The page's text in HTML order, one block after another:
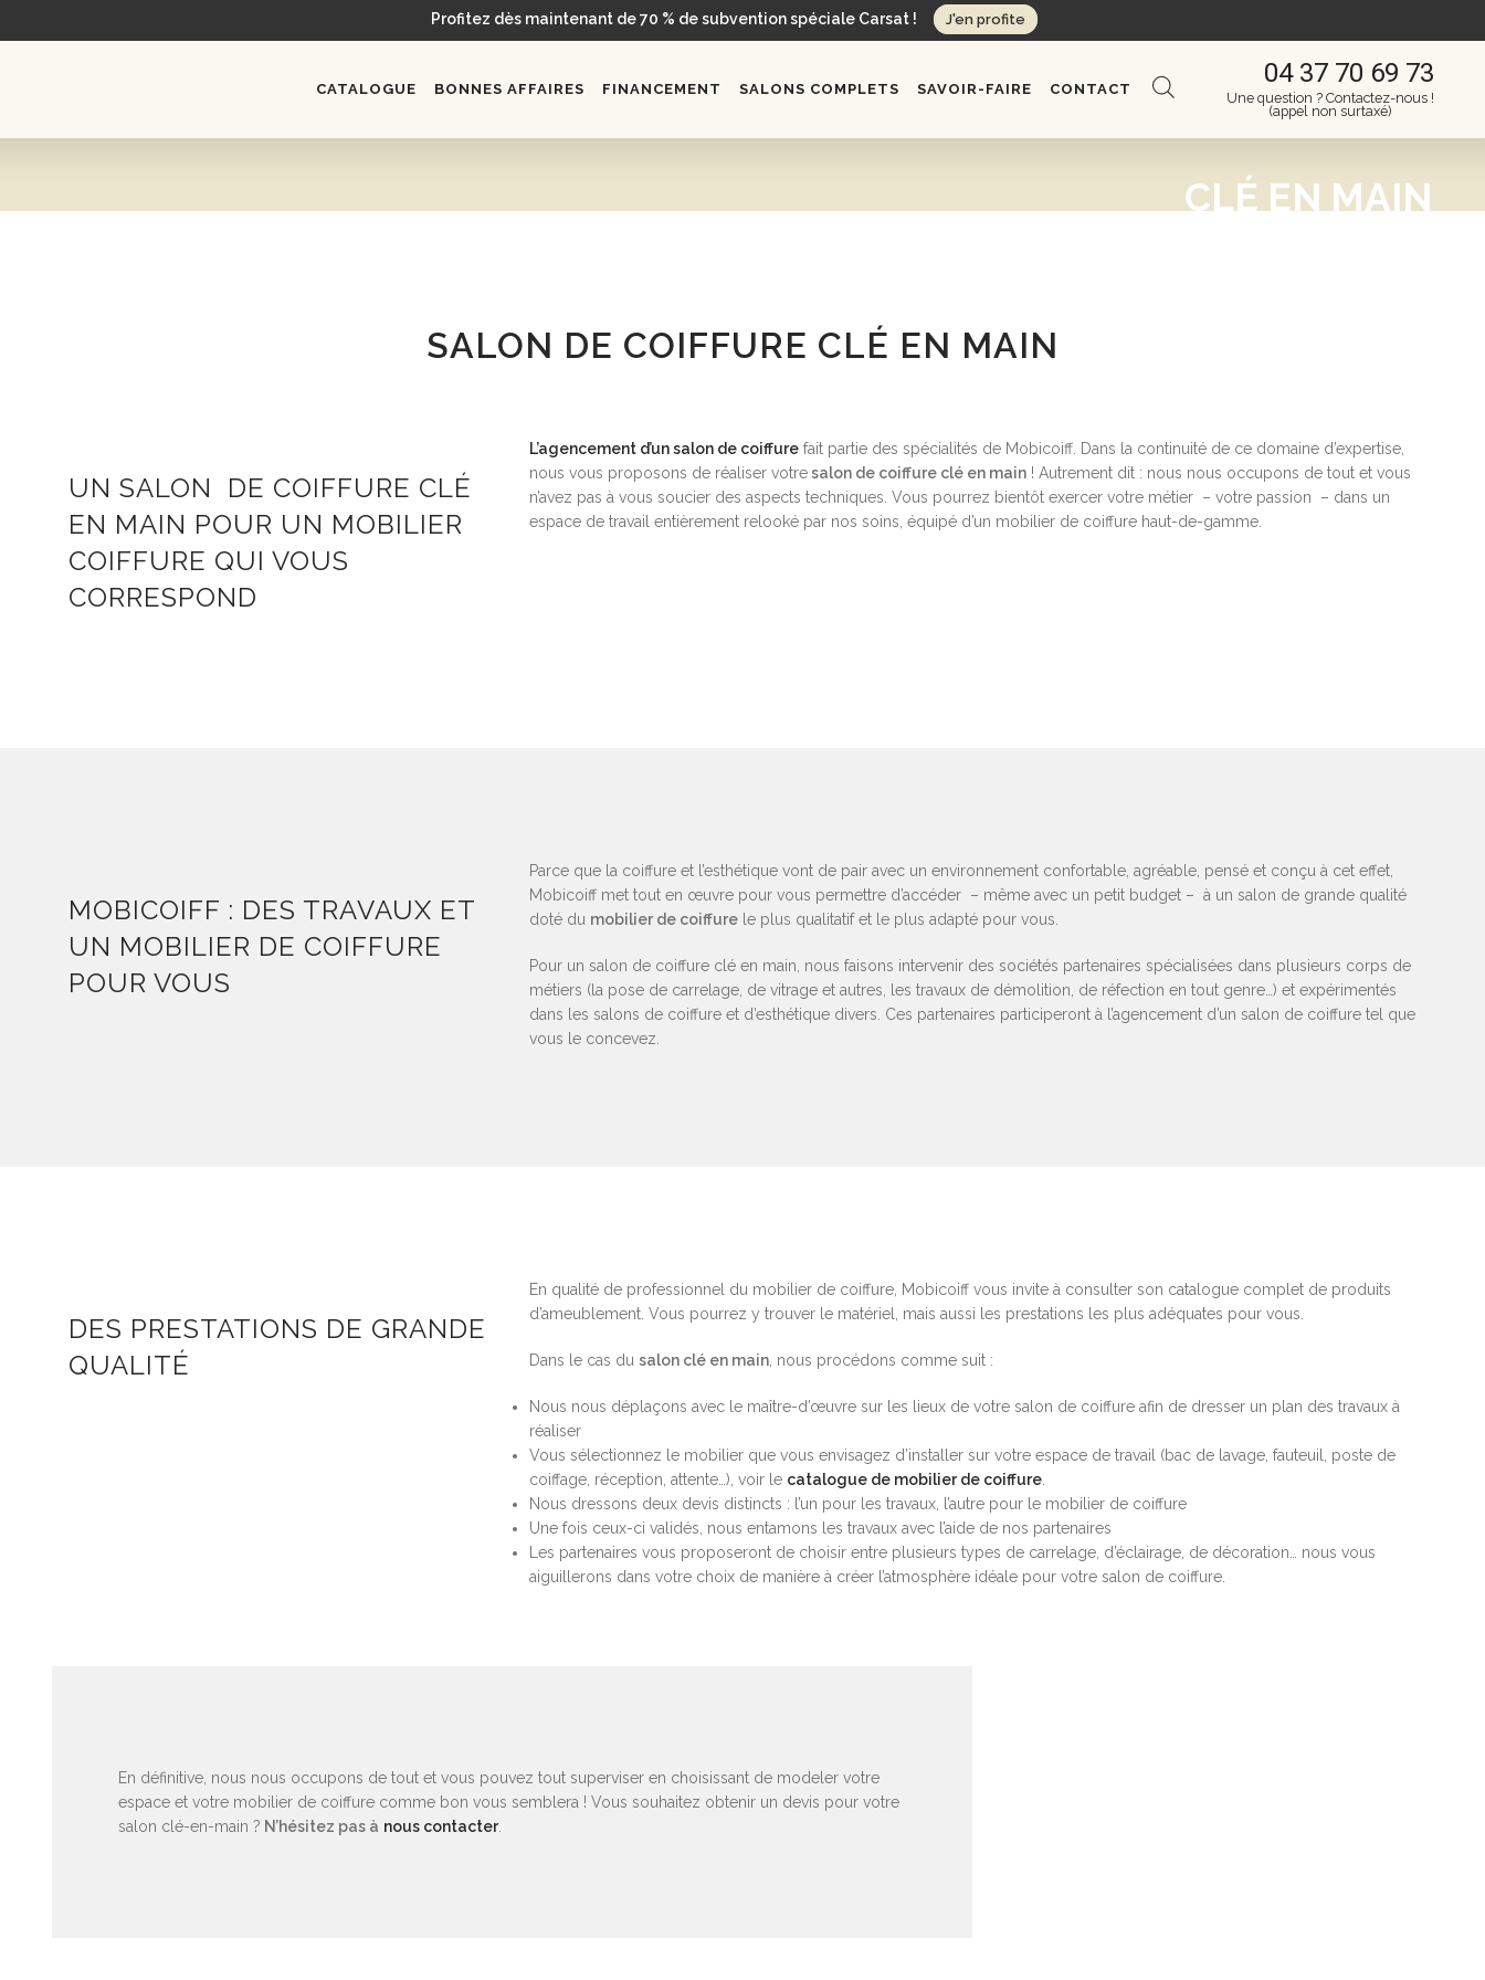
Profitez dès maintenant de 70 % de subvention spéciale Carsat ! J'en profite
CATALOGUE BONNES AFFAIRES FINANCEMENT SALONS COMPLETS SAVOIR-FAIRE CONTACT
04 37 70 69 73
Une question ? Contactez-nous !
(appel non surtaxé)
CLÉ EN MAIN
SALON DE COIFFURE CLÉ EN MAIN
UN SALON DE COIFFURE CLÉ
EN MAIN POUR UN MOBILIER
COIFFURE QUI VOUS
CORRESPOND
L’agencement d’un salon de coiffurefait partie des spécialités de Mobicoiff. Dans la continuité de ce domaine d’expertise,
nous vous proposons de réaliser votresalon de coiffure clé en main! Autrement dit : nous nous occupons de tout et vous
n’avez pas à vous soucier des aspects techniques. Vous pourrez bientôt exercer votre métier – votre passion – dans un
espace de travail entièrement relooké par nos soins, équipé d’un mobilier de coiffure haut-de-gamme.
MOBICOIFF : DES TRAVAUX ET
UN MOBILIER DE COIFFURE
POUR VOUS
Parce que la coiffure et l’esthétique vont de pair avec un environnement confortable, agréable, pensé et conçu à cet effet,
Mobicoiff met tout en œuvre pour vous permettre d’accéder – même avec un petit budget – à un salon de grande qualité
doté du mobilier de coiffurele plus qualitatif et le plus adapté pour vous.
Pour un salon de coiffure clé en main, nous faisons intervenir des sociétés partenaires spécialisées dans plusieurs corps de
métiers (la pose de carrelage, de vitrage et autres, les travaux de démolition, de réfection en tout genre…) et expérimentés
dans les salons de coiffure et d’esthétique divers. Ces partenaires participeront à l’agencement d’un salon de coiffure tel que
vous le concevez.
DES PRESTATIONS DE GRANDE
QUALITÉ
En qualité de professionnel du mobilier de coiffure, Mobicoiff vous invite à consulter son catalogue complet de produits
d’ameublement. Vous pourrez y trouver le matériel, mais aussi les prestations les plus adéquates pour vous.
Dans le cas du salon clé en main, nous procédons comme suit :
Nous nous déplaçons avec le maître-d’œuvre sur les lieux de votre salon de coiffure afin de dresser un plan des travaux à
réaliser
Vous sélectionnez le mobilier que vous envisagez d’installer sur votre espace de travail (bac de lavage, fauteuil, poste de
coiffage, réception, attente…), voir le catalogue de mobilier de coiffure.
Nous dressons deux devis distincts : l’un pour les travaux, l’autre pour le mobilier de coiffure
Une fois ceux-ci validés, nous entamons les travaux avec l’aide de nos partenaires
Les partenaires vous proposeront de choisir entre plusieurs types de carrelage, d’éclairage, de décoration… nous vous
aiguillerons dans votre choix de manière à créer l’atmosphère idéale pour votre salon de coiffure.
En définitive, nous nous occupons de tout et vous pouvez tout superviser en choisissant de modeler votre
espace et votre mobilier de coiffure comme bon vous semblera ! Vous souhaitez obtenir un devis pour votre
salon clé-en-main ? N’hésitez pas à nous contacter.